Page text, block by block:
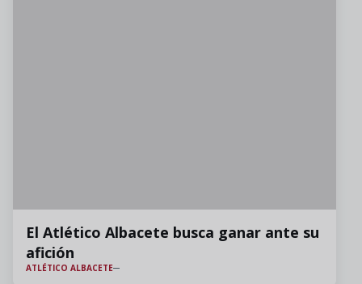
El Atlético Albacete busca ganar ante su
afición
ATLÉTICO ALBACETE